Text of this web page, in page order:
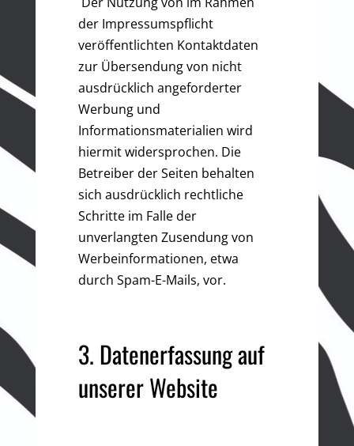
der Impressumspflicht
veröffentlichten Kontaktdaten
zur Übersendung von nicht
ausdrücklich angeforderter
Werbung und
Informationsmaterialien wird
hiermit widersprochen. Die
Betreiber der Seiten behalten
sich ausdrücklich rechtliche
Schritte im Falle der
unverlangten Zusendung von
Werbeinformationen, etwa
durch Spam-E-Mails, vor.
3. Datenerfassung auf
unserer Website